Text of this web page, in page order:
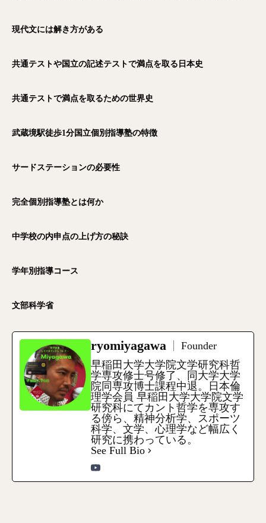
現代文には解き方がある
共通テストや国立の記述テストで満点を取る日本史
共通テストで満点を取るための世界史
武蔵境駅徒歩1分国立個別指導塾の特徴
サードステーションの必要性
完全個別指導塾とは何か
中学校の内申点の上げ方の秘訣
学年別指導コース
文部科学省
ryomiyagawa
Founder
早稲田大学大学院文学研究科哲
学専攻修士号修了、同大学大学
院同専攻博士課程中退。日本倫
理学会員 早稲田大学大学院文学
研究科にてカント哲学を専攻す
る傍ら、精神分析学、スポーツ
科学、文学、心理学など幅広く
研究に携わっている。
See Full Bio